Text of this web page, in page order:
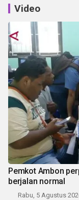
Video
Pemkot Ambon
berjalan normal
Rabu, 5 Agustus